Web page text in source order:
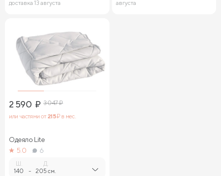
доставка 13 августа
августа
2 590 ₽ 3 047₽
или частями от 215₽ в мес.
Одеяло Lite
5.0
6
140 -
Д.
205 см.